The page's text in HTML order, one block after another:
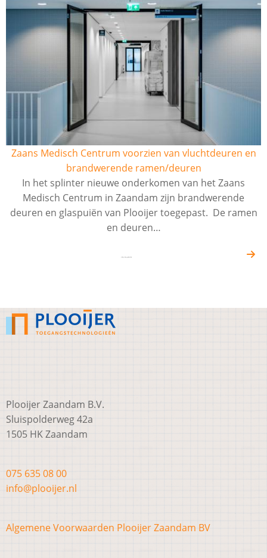
Zaans Medisch Centrum voorzien van vluchtdeuren en
brandwerende ramen/deuren
In het splinter nieuwe onderkomen van het Zaans
Medisch Centrum in Zaandam zijn brandwerende
deuren en glaspuiën van Plooijer toegepast. De ramen
en deuren…
19-10-2018
Plooijer Zaandam B.V.
Sluispolderweg 42a
1505 HK Zaandam
075 635 08 00
info@plooijer.nl
Algemene Voorwaarden Plooijer Zaandam BV